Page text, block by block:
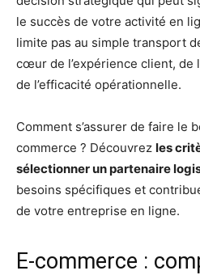
le succès de votre activité en
limite pas au simple transport
cœur de l’expérience client, de
de l’efficacité opérationnelle.
Comment s’assurer de faire le
commerce ? Découvrez les
sélectionner un partenaire
besoins spécifiques et
de votre entreprise en ligne.
E-commerce :